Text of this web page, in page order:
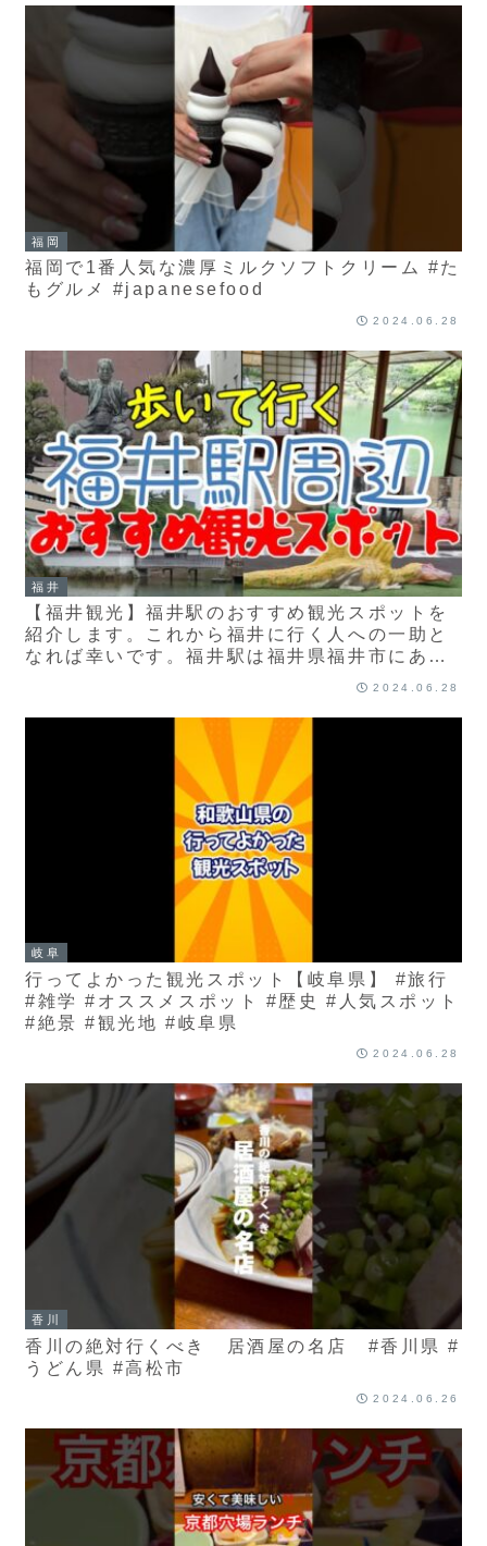
福岡
福岡で1番人気な濃厚ミルクソフトクリーム #た
もグルメ #japanesefood
2024.06.28
福井
【福井観光】福井駅のおすすめ観光スポットを
紹介します。これから福井に行く人への一助と
なれば幸いです。福井駅は福井県福井市にあり
2024.06.28
岐阜
行ってよかった観光スポット【岐阜県】 #旅行
#雑学 #オススメスポット #歴史 #人気スポット
#絶景 #観光地 #岐阜県
2024.06.28
香川
香川の絶対行くべき 居酒屋の名店 #香川県 #
うどん県 #高松市
2024.06.26